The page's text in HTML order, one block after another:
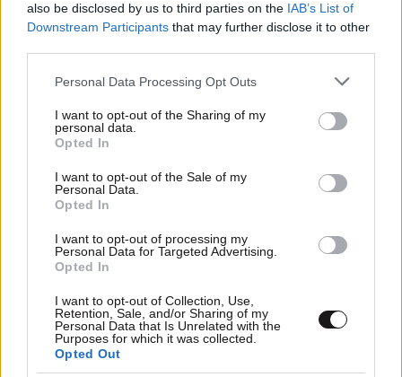
also be disclosed by us to third parties on the IAB’s List of
Downstream Participants that may further disclose it to other
Please note that this website/app uses one or more Google
not limited to your visit or usage behaviour. You may click to
grant or deny consent to Google and its third-party tags to
use your data for below specified purposes in below Google
consent section.
Personal Data Processing Opt Outs
I want to opt-out of the Sharing of my
personal data.
Opted In
I want to opt-out of the Sale of my
Personal Data.
Opted In
I want to opt-out of processing my
Personal Data for Targeted Advertising.
Opted In
I want to opt-out of Collection, Use,
Retention, Sale, and/or Sharing of my
Personal Data that Is Unrelated with the
Purposes for which it was collected.
Opted Out
παρακολούθηση
24·10·2025 10:57
Ο κομήτης στο μέγεθος του Μανχάταν που
προβληματίζει τη NASA – Η κοσμική ανωμαλία με τις